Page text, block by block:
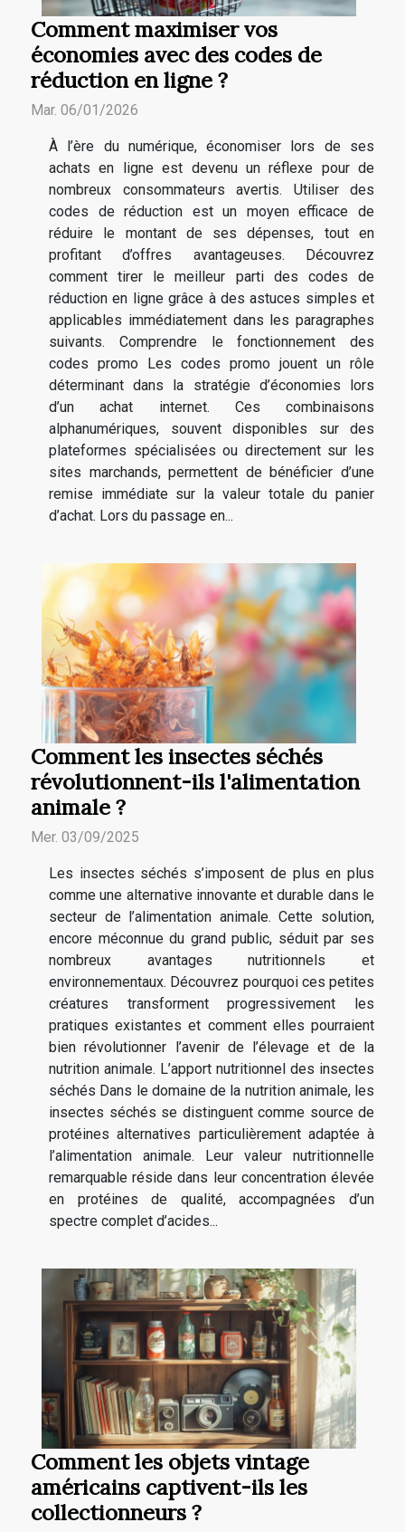
Comment maximiser vos
économies avec des codes de
réduction en ligne ?
Mar. 06/01/2026
À l’ère du numérique, économiser lors de ses
achats en ligne est devenu un réflexe pour de
nombreux consommateurs avertis. Utiliser des
codes de réduction est un moyen efficace de
réduire le montant de ses dépenses, tout en
profitant d’offres avantageuses. Découvrez
comment tirer le meilleur parti des codes de
réduction en ligne grâce à des astuces simples et
applicables immédiatement dans les paragraphes
suivants. Comprendre le fonctionnement des
codes promo Les codes promo jouent un rôle
déterminant dans la stratégie d’économies lors
d’un achat internet. Ces combinaisons
alphanumériques, souvent disponibles sur des
plateformes spécialisées ou directement sur les
sites marchands, permettent de bénéficier d’une
remise immédiate sur la valeur totale du panier
d’achat. Lors du passage en...
Comment les insectes séchés
révolutionnent-ils l'alimentation
animale ?
Mer. 03/09/2025
Les insectes séchés s’imposent de plus en plus
comme une alternative innovante et durable dans le
secteur de l’alimentation animale. Cette solution,
encore méconnue du grand public, séduit par ses
nombreux avantages nutritionnels et
environnementaux. Découvrez pourquoi ces petites
créatures transforment progressivement les
pratiques existantes et comment elles pourraient
bien révolutionner l’avenir de l’élevage et de la
nutrition animale. L’apport nutritionnel des insectes
séchés Dans le domaine de la nutrition animale, les
insectes séchés se distinguent comme source de
protéines alternatives particulièrement adaptée à
l’alimentation animale. Leur valeur nutritionnelle
remarquable réside dans leur concentration élevée
en protéines de qualité, accompagnées d’un
spectre complet d’acides...
Comment les objets vintage
américains captivent-ils les
collectionneurs ?